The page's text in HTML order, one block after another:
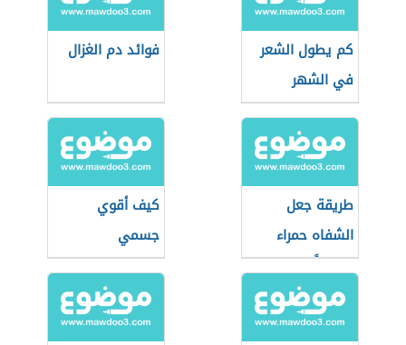
كم يطول الشعر
في الشهر
فوائد دم الغزال
طريقة جعل
الشفاه حمراء
طبيعياً
كيف أقوي
جسمي